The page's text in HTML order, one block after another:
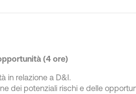
(4 ore)
in relazione a D&I.
dei potenziali rischi e delle